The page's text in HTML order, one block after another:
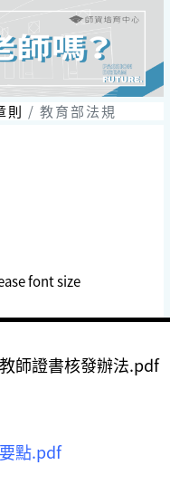
則 教育部法規
font size
師證書核發辦法.pdf
點.pdf